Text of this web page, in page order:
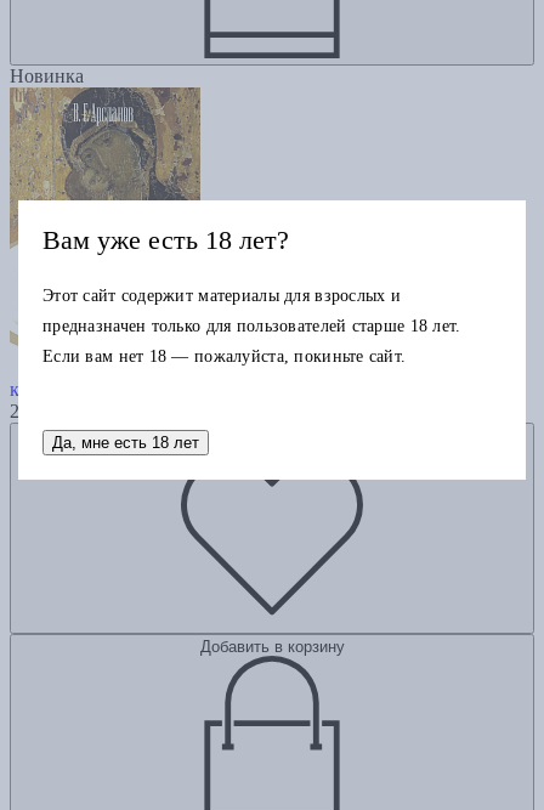
Новинка
Русское искусствознание. Дворянская
культура. Идея мимезиса. 1792–1925: в 2 т. Т. 2.
2985
Добавить в избранное
Добавить в корзину
Вам уже есть 18 лет?
Этот сайт содержит материалы для взрослых и
предназначен только для пользователей старше 18 лет.
Если вам нет 18 — пожалуйста, покиньте сайт.
Да, мне есть 18 лет